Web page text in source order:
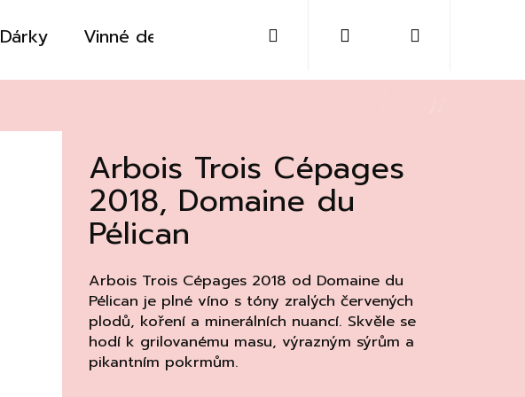
Dárky Vinné destiláty Sklo Doplňky Kontakt
Přihlášení
Arbois Trois Cépages
2018, Domaine du
Pélican
Arbois Trois Cépages 2018 od Domaine du
Pélican je plné víno s tóny zralých červených
plodů, koření a minerálních nuancí. Skvěle se
hodí k grilovanému masu, výrazným sýrům a
pikantním pokrmům.
Následující